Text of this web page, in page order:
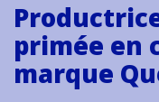
primée en
marque